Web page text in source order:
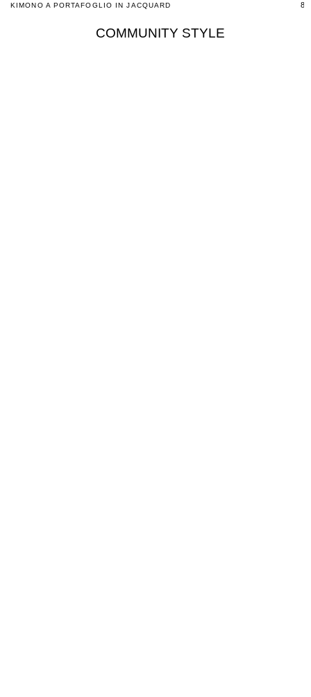
KIMONO A PORTAFOGLIO IN JACQUARD
COMMUNITY STYLE